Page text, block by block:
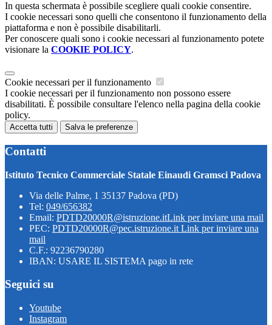
In questa schermata è possibile scegliere quali cookie consentire.
I cookie necessari sono quelli che consentono il funzionamento della
piattaforma e non è possibile disabilitarli.
Per conoscere quali sono i cookie necessari al funzionamento potete
visionare la COOKIE POLICY.
Cookie necessari per il funzionamento
I cookie necessari per il funzionamento non possono essere
disabilitati. È possibile consultare l'elenco nella pagina della cookie
policy.
Accetta tutti Salva le preferenze
Contatti
Istituto Tecnico Commerciale Statale Einaudi Gramsci Padova
Via delle Palme, 1 35137 Padova (PD)
Tel: 049/656382
Email: PDTD20000R@istruzione.itLink per inviare una mail
PEC: PDTD20000R@pec.istruzione.it Link per inviare una
mail
C.F.: 92236790280
IBAN: USARE IL SISTEMA pago in rete
Seguici su
Youtube
Instagram